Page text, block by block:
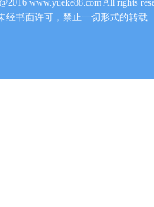
www.yueke88.com All rights
经书面许可，禁止一切形式的转载